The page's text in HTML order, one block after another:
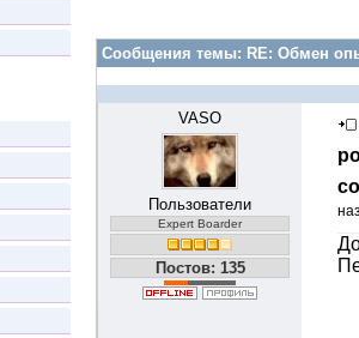
Сообщения темы: RE: Обмен
VASO
Пользователи
Expert Boarder
Постов: 135